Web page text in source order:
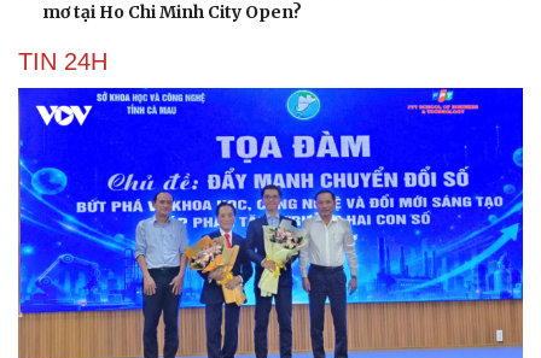
mơ tại Ho Chi Minh City Open?
TIN 24H